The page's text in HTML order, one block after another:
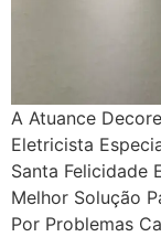
A Atuance
Eletricista
Santa Felicidade
Melhor Solução
Por Problemas